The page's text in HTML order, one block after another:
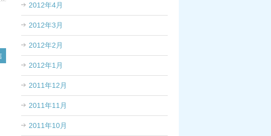
2012年4月
2012年3月
2012年2月
2012年1月
2011年12月
2011年11月
2011年10月